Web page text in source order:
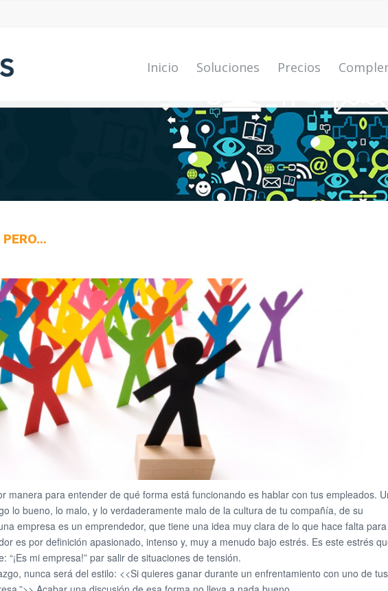
Inicio Soluciones Precios
PERO…
manera para entender de qué forma está funcionando es hablar con tus empleados.
lo bueno, lo malo, y lo verdaderamente malo de la cultura de tu compañía, de su
empresa es un emprendedor, que tiene una idea muy clara de lo que hace falta para
es por definición apasionado, intenso y, muy a menudo bajo estrés. Es este estrés
mi empresa!” par salir de situaciones de tensión.
nunca será del estilo: <<Si quieres ganar durante un enfrentamiento con uno de tus